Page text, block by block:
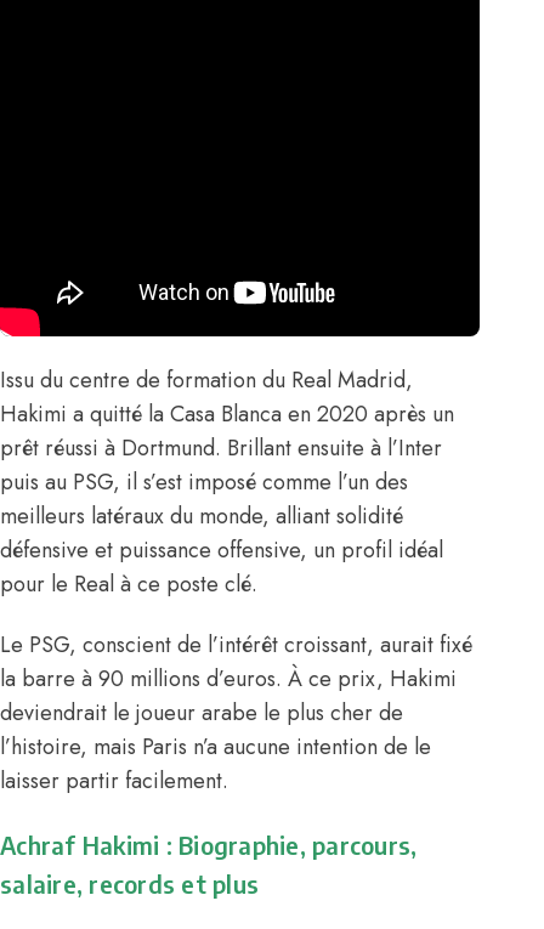
Issu du centre de formation du Real Madrid,
Hakimi a quitté la Casa Blanca en 2020 après un
prêt réussi à Dortmund. Brillant ensuite à l’Inter
puis au PSG, il s’est imposé comme l’un des
meilleurs latéraux du monde, alliant solidité
défensive et puissance offensive, un profil idéal
pour le Real à ce poste clé.
Le PSG, conscient de l’intérêt croissant, aurait fixé
la barre à 90 millions d’euros. À ce prix, Hakimi
deviendrait le joueur arabe le plus cher de
l’histoire, mais Paris n’a aucune intention de le
laisser partir facilement.
Achraf Hakimi : Biographie, parcours,
salaire, records et plus